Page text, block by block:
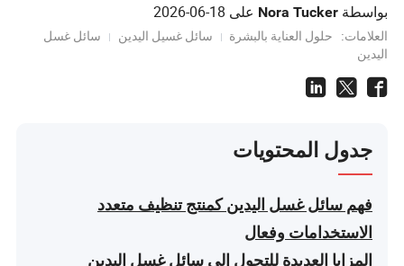
بواسطةNora Tucker على 2026-06-18
العلامات: حلول العناية بالبشرة سائل غسيل اليدين
سائل غسل
اليدين
جدول المحتويات
فهم سائل غسل اليدين كمنتج تنظيف متعدد
الاستخدامات وفعال
المزايا العديدة للتحول إلى سائل غسل اليدين